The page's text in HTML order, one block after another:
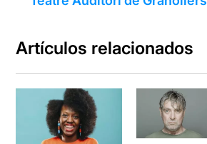
Artículos relacionados